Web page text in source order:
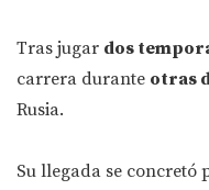
Tras jugar dos
carrera durante otras
Rusia.
Su llegada se